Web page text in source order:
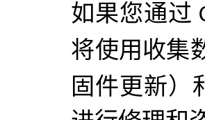
如果您通过
将使用收集
固件更新）